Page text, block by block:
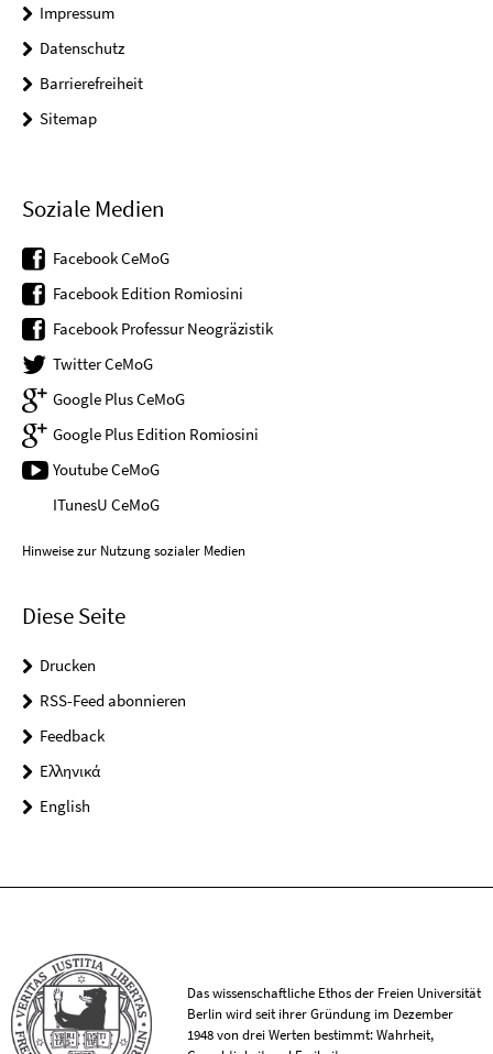
Impressum
Datenschutz
Barrierefreiheit
Sitemap
Soziale Medien
Facebook CeMoG
Facebook Edition Romiosini
Facebook Professur Neogräzistik
Twitter CeMoG
Google Plus CeMoG
Google Plus Edition Romiosini
Youtube CeMoG
ITunesU CeMoG
Hinweise zur Nutzung sozialer Medien
Diese Seite
Drucken
RSS-Feed abonnieren
Feedback
Ελληνικά
English
Das wissenschaftliche Ethos der Freien Universität
Berlin wird seit ihrer Gründung im Dezember
1948 von drei Werten bestimmt: Wahrheit,